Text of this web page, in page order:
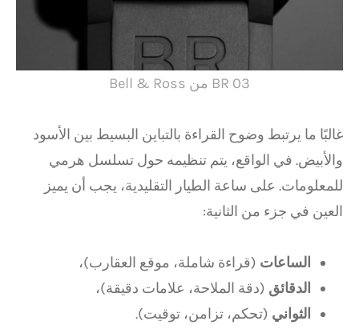
BR 03 من Bell & Ross
غالبًا ما يرتبط وضوح القراءة بالتباين البسيط بين الأسود
والأبيض. في الواقع، يتم تنظيمه حول تسلسل هرمي
للمعلومات. على ساعة الطيار التقليدية، يجب أن يميز
العين في جزء من الثانية:
الساعات (قراءة شاملة، موقع العقارب)،
الدقائق (دقة الملاحة، علامات دقيقة)،
الثواني (تحكم، تزامن، توقيت).